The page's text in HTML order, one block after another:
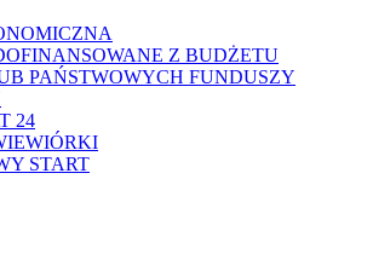
Z BUDŻETU
PAŃSTWOWYCH FUNDUSZY
24
START